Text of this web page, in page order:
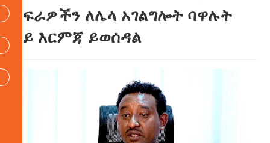
ስፍራዎችን ለሌላ አገልግሎት ባዋሉት
ላይ እርምጃ ይወሰዳል